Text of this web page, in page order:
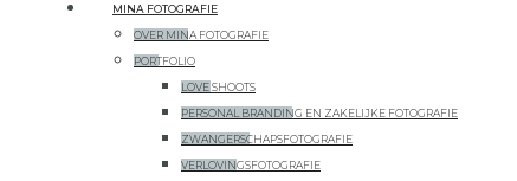
MINA FOTOGRAFIE
OVER MINA FOTOGRAFIE
PORTFOLIO
LOVE SHOOTS
PERSONAL BRANDING EN ZAKELIJKE FOTOGRAFIE
ZWANGERSCHAPSFOTOGRAFIE
VERLOVINGSFOTOGRAFIE